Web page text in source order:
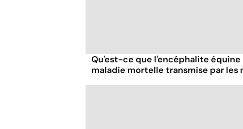
Qu'est-ce que l'encéphalite équine
maladie mortelle transmise par les